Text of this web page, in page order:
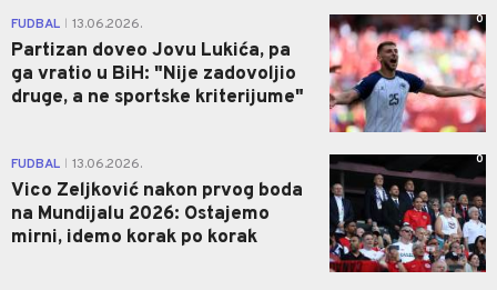
FUDBAL 13.06.2026.
Partizan doveo Jovu Lukića, pa
ga vratio u BiH: "Nije zadovoljio
druge, a ne sportske kriterijume"
0
FUDBAL 13.06.2026.
Vico Zeljković nakon prvog boda
na Mundijalu 2026: Ostajemo
mirni, idemo korak po korak
0